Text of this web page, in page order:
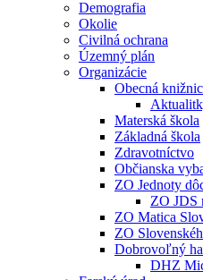
Demografia
Okolie
Civilná ochrana
Územný plán
Organizácie
Obecná
Materská škola
Základná škola
Zdravotníctvo
Občianska
ZO Jednoty
ZO JDS
ZO Matica
ZO
Dobrovoľný
DHZ